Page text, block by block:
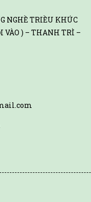
NGHỀ TRIỀU KHÚC
VÀO ) – THANH TRÌ –